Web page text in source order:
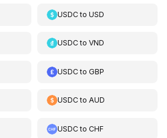
USDCtoUSD
USDCtoVND
USDCtoGBP
USDCtoAUD
USDCtoCHF